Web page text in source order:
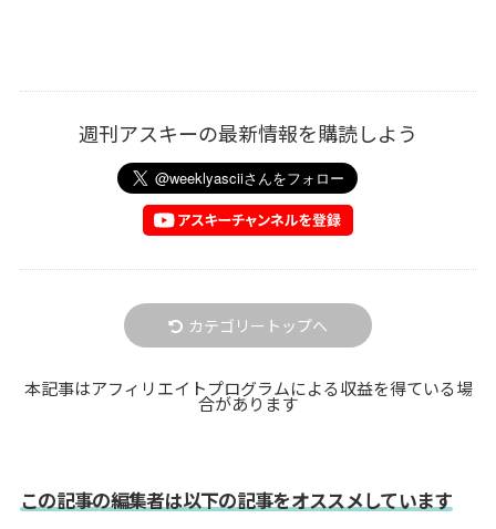
週刊アスキーの最新情報を購読しよう
カテゴリートップへ
本記事はアフィリエイトプログラムによる収益を得ている場
合があります
この記事の編集者は以下の記事をオススメしています